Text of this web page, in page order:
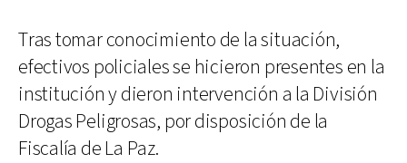
Tras tomar conocimiento de la situación,
efectivos policiales se hicieron presentes en la
institución y dieron intervención a la División
Drogas Peligrosas, por disposición de la
Fiscalía de La Paz.